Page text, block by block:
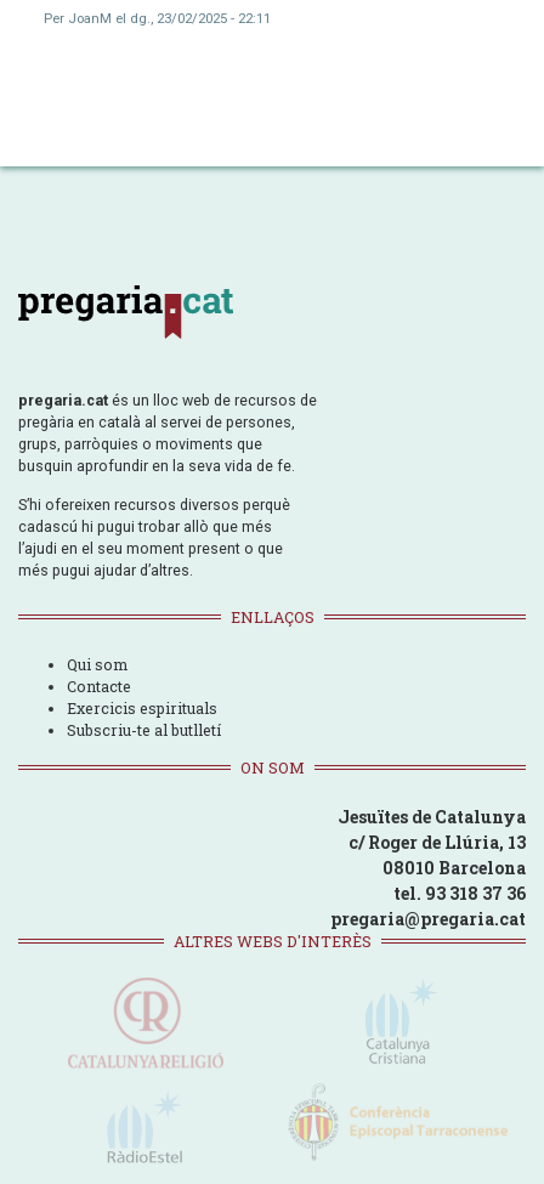
Per JoanM el dg., 23/02/2025 - 22:11
pregaria.cat és un lloc web de recursos de
pregària en català al servei de persones,
grups, parròquies o moviments que
busquin aprofundir en la seva vida de fe.
S’hi ofereixen recursos diversos perquè
cadascú hi pugui trobar allò que més
l’ajudi en el seu moment present o que
més pugui ajudar d’altres.
ENLLAÇOS
Qui som
Contacte
Exercicis espirituals
Subscriu-te al butlletí
ON SOM
Jesuïtes de Catalunya
c/ Roger de Llúria, 13
08010 Barcelona
tel. 93 318 37 36
pregaria@pregaria.cat
ALTRES WEBS D'INTERÈS